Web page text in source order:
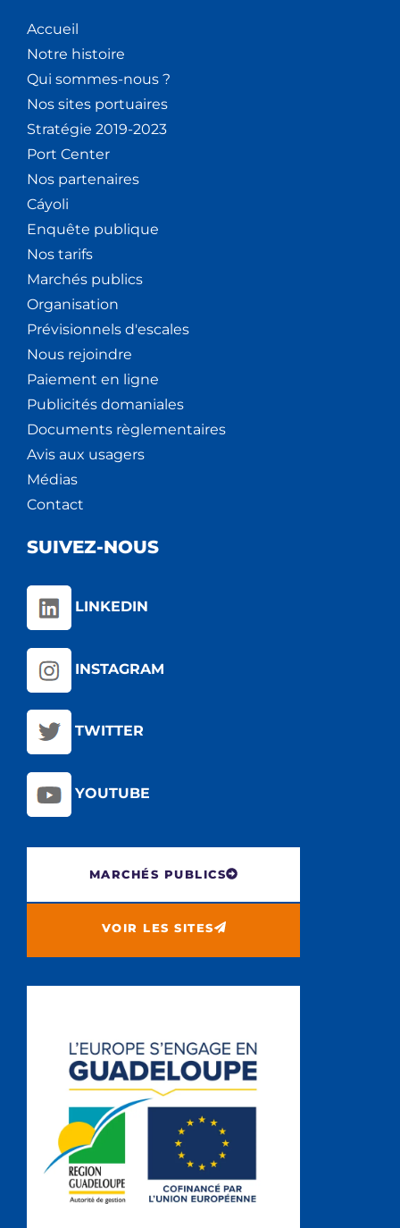
Accueil
Notre histoire
Qui sommes-nous ?
Nos sites portuaires
Stratégie 2019-2023
Port Center
Nos partenaires
Cáyoli
Enquête publique
Nos tarifs
Marchés publics
Organisation
Prévisionnels d'escales
Nous rejoindre
Paiement en ligne
Publicités domaniales
Documents règlementaires
Avis aux usagers
Médias
Contact
SUIVEZ-NOUS
LINKEDIN
INSTAGRAM
TWITTER
YOUTUBE
MARCHÉS PUBLICS
VOIR LES SITES